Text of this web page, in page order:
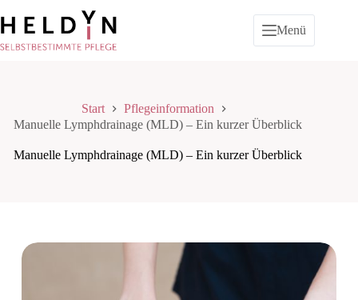
Inhalt
springen
Menü
Start
Pflegeinformation
Manuelle Lymphdrainage (MLD) – Ein kurzer Überblick
Manuelle Lymphdrainage (MLD) – Ein kurzer Überblick